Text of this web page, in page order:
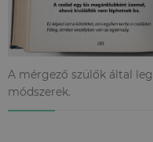
A mérgező szülők által
módszerek.